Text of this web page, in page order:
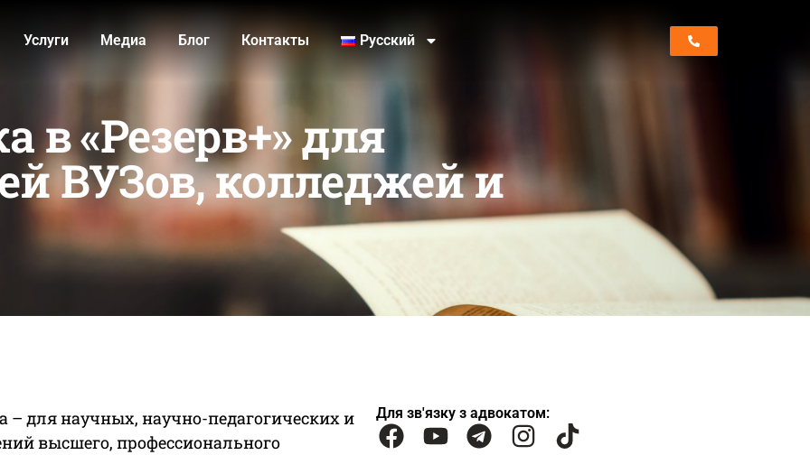
Услуги Медиа Блог Контакты Русский
в «Резерв+» для
ВУЗов, колледжей и
– для научных, научно-педагогических и
высшего, профессионального
Для зв'язку з адвокатом: